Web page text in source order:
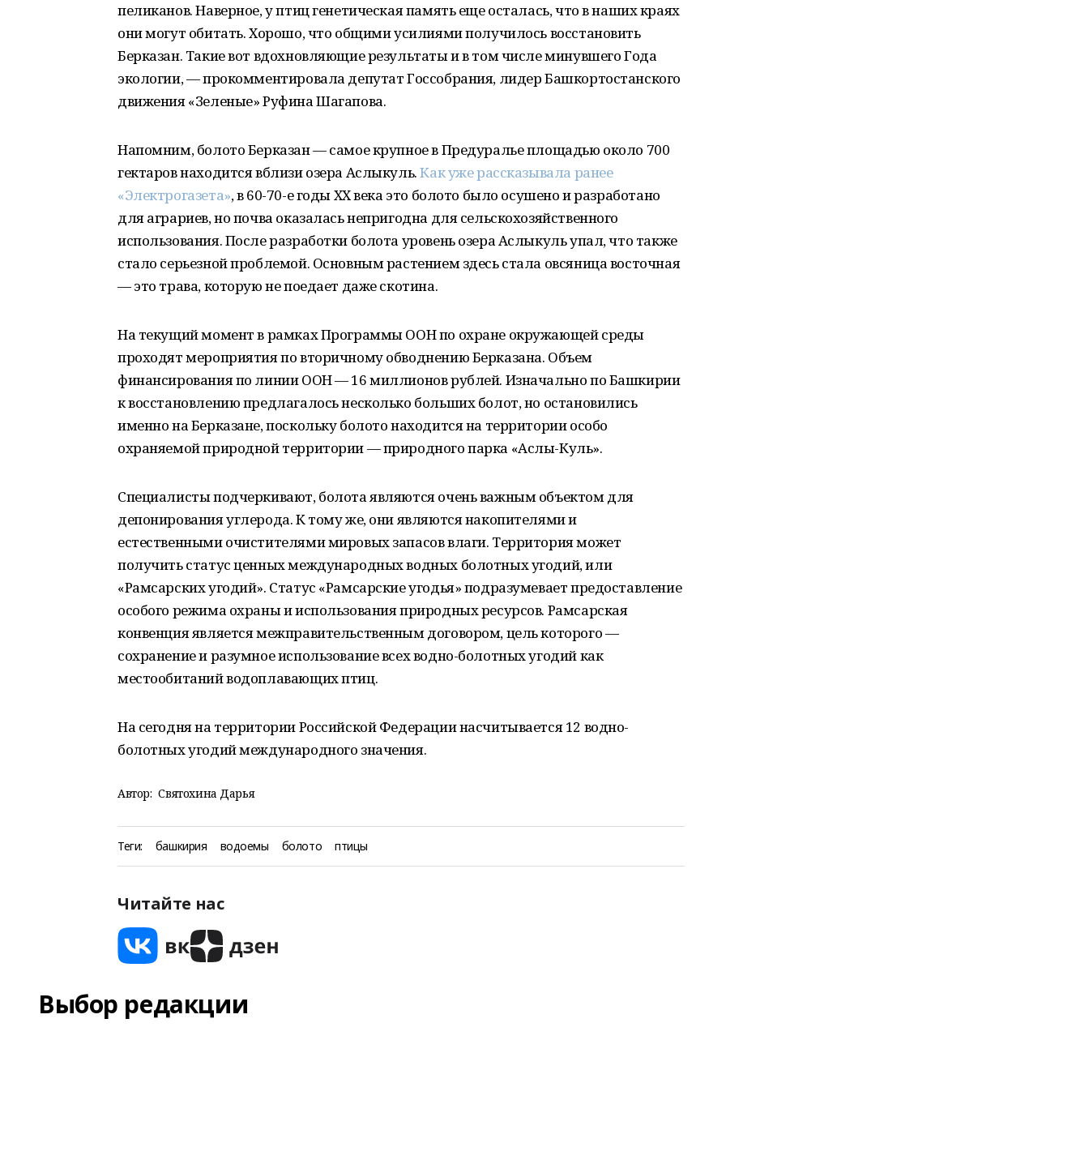
пеликанов. Наверное, у птиц генетическая память еще осталась, что в наших краях
они могут обитать. Хорошо, что общими усилиями получилось восстановить
Берказан. Такие вот вдохновляющие результаты и в том числе минувшего Года
экологии, — прокомментировала депутат Госсобрания, лидер Башкортостанского
движения «Зеленые» Руфина Шагапова.
Напомним, болото Берказан — самое крупное в Предуралье площадью около 700
гектаров находится вблизи озера Аслыкуль.Как уже рассказывала ранее
«Электрогазета», в 60-70-е годы XX века это болото было осушено и разработано
для аграриев, но почва оказалась непригодна для сельскохозяйственного
использования. После разработки болота уровень озера Аслыкуль упал, что также
стало серьезной проблемой. Основным растением здесь стала овсяница восточная
— это трава, которую не поедает даже скотина.
На текущий момент в рамках Программы ООН по охране окружающей среды
проходят мероприятия по вторичному обводнению Берказана. Объем
финансирования по линии ООН — 16 миллионов рублей. Изначально по Башкирии
к восстановлению предлагалось несколько больших болот, но остановились
именно на Берказане, поскольку болото находится на территории особо
охраняемой природной территории — природного парка «Аслы-Куль».
Специалисты подчеркивают, болота являются очень важным объектом для
депонирования углерода. К тому же, они являются накопителями и
естественными очистителями мировых запасов влаги. Территория может
получить статус ценных международных водных болотных угодий, или
«Рамсарских угодий». Статус «Рамсарские угодья» подразумевает предоставление
особого режима охраны и использования природных ресурсов. Рамсарская
конвенция является межправительственным договором, цель которого —
сохранение и разумное использование всех водно-болотных угодий как
местообитаний водоплавающих птиц.
На сегодня на территории Российской Федерации насчитывается 12 водно-
болотных угодий международного значения.
Автор: Святохина Дарья
Теги: башкирия водоемы болото птицы
Читайте нас
Выбор редакции